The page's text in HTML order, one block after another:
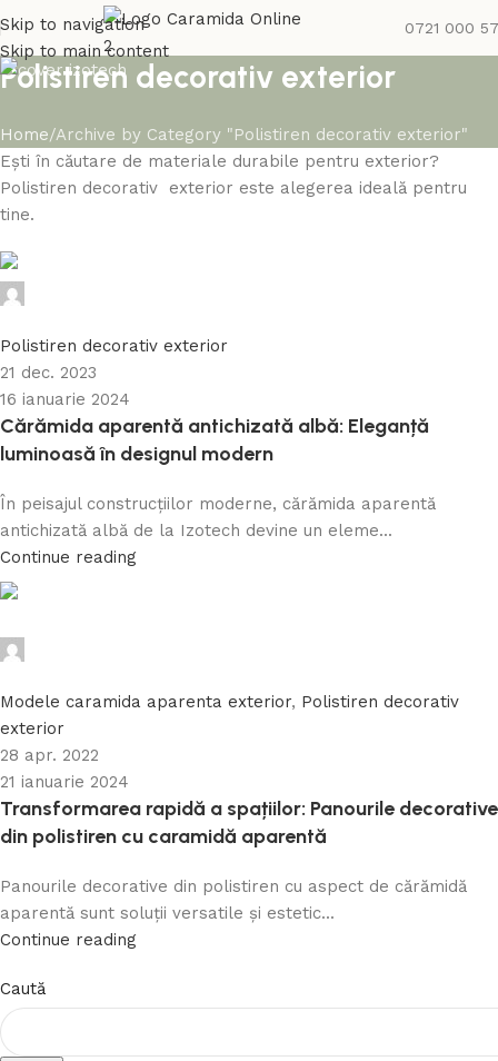
Skip to navigation
Skip to main content
0721 000
Polistiren decorativ exterior
Home Archive by Category "Polistiren decorativ exterior"
Ești în căutare de materiale durabile pentru exterior?
Polistiren decorativ exterior este alegerea ideală pentru
tine.
Polistiren decorativ exterior
21 dec. 2023
16 ianuarie 2024
Cărămida aparentă antichizată albă: Eleganță
luminoasă în designul modern
În peisajul construcțiilor moderne, cărămida aparentă
antichizată albă de la Izotech devine un eleme...
Continue reading
Modele caramida aparenta exterior, Polistiren decorativ
exterior
28 apr. 2022
21 ianuarie 2024
Transformarea rapidă a spațiilor: Panourile decorative
din polistiren cu caramidă aparentă
Panourile decorative din polistiren cu aspect de cărămidă
aparentă sunt soluții versatile și estetic...
Continue reading
Caută